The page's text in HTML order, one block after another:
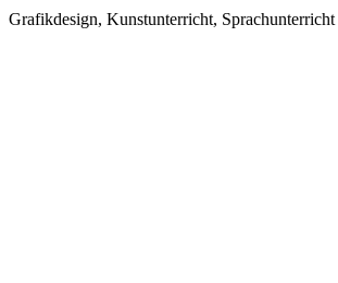
Grafikdesign, Kunstunterricht,